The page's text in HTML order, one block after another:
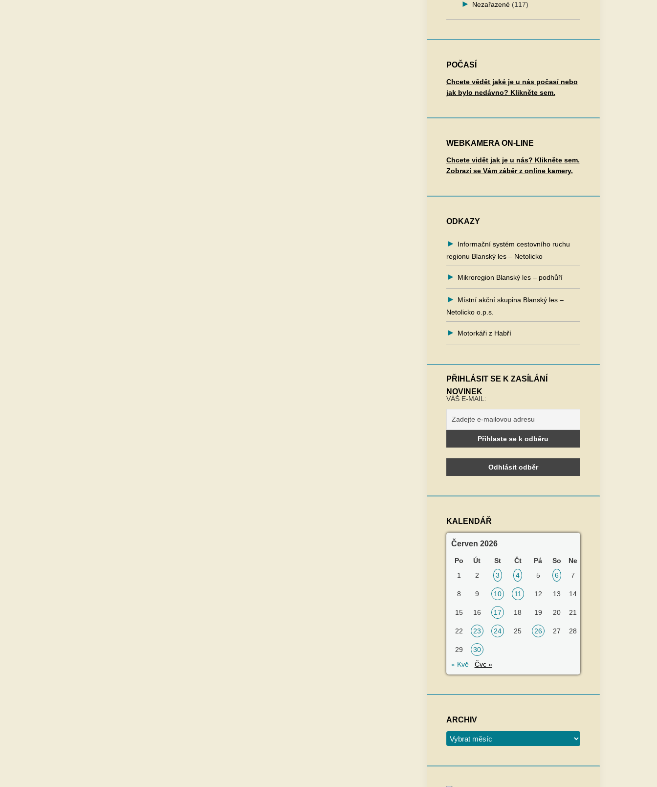
Nezařazené(117)
POČASÍ
Chcete vědět jaké je u nás počasí nebo
jak bylo nedávno? Klikněte sem.
WEBKAMERA ON-LINE
Chcete vidět jak je u nás? Klikněte sem.
Zobrazí se Vám záběr z online kamery.
ODKAZY
Informační systém cestovního ruchu
regionu Blanský les – Netolicko
Mikroregion Blanský les – podhůří
Místní akční skupina Blanský les –
Netolicko o.p.s.
Motorkáři z Habří
PŘIHLÁSIT SE K ZASÍLÁNÍ
NOVINEK
VÁŠ E-MAIL:
KALENDÁŘ
Červen 2026
Po Út St Čt Pá So
Ne
1
2 3 4 5 6 7
8 9 10 11 12 13 14
15 16 17 18 19 20 21
22 23 24 25 26 27 28
29
30
« Kvě
Čvc »
ARCHIV
Archiv